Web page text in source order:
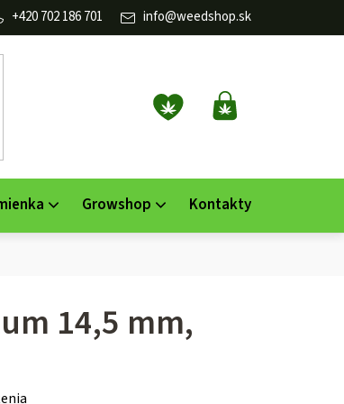
info@weedshop.sk
702 186 701
NÁKUPNÝ
KOŠÍK
Growshop Kontakty
14,5 mm,